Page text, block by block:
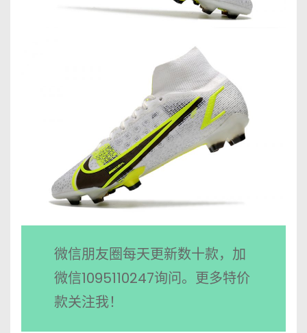
微信朋友圈每天更新数十款，加
微信1095110247询问。更多特价
款关注我！